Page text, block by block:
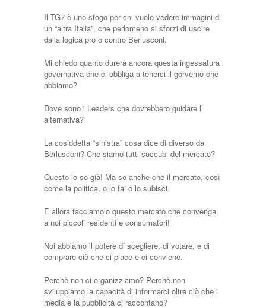
Il TG7 è uno sfogo per chi vuole vedere immagini di
un “altra Italia”, che perlomeno si sforzi di uscire
dalla logica pro o contro Berlusconi.
Mi chiedo quanto durerà ancora questa ingessatura
governativa che ci obbliga a tenerci il gorverno che
abbiamo?
Dove sono i Leaders che dovrebbero guidare l’
alternativa?
La cosiddetta “sinistra” cosa dice di diverso da
Berlusconi? Che siamo tutti succubi del mercato?
Questo lo so già! Ma so anche che il mercato, così
come la politica, o lo fai o lo subisci.
E allora facciamolo questo mercato che convenga
a noi piccoli residenti e consumatori!
Noi abbiamo il potere di scegliere, di votare, e di
comprare ciò che ci piace e ci conviene.
Perchè non ci organizziamo? Perchè non
sviluppiamo la capacità di informarci oltre ciò che i
media e la pubblicità ci raccontano?